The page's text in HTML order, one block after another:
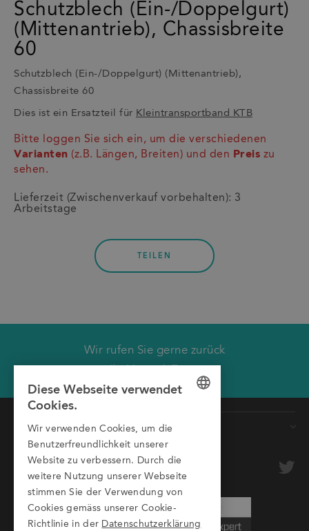
Schutzblech (Ein-/Doppelgurt)
(Mittenantrieb), Chassisbreite
60
Schutzblech (Ein-/Doppelgurt) (Mittenantrieb),
Chassisbreite 60
Dies ist ein Ersatzteil für Kleintransportband KTB
Bitte loggen Sie sich ein, um die verschiedenen
Varianten (z.B. Längen, Breiten) und den Preis zu
sehen.
Lieferzeit (Zwischenverkauf vorbehalten): 3
Arbeitstage
TEILEN
Wir rufen Sie gerne zurück
Wir rufen Sie zurück.
Vorname
Nachname
Firmaoptional
E-Mail
Produkte
Rollenbahnen
Transfersysteme
ENGLISH
ITALIAN
Diese Webseite verwendet
Cookies.
Wir verwenden Cookies, um die
Benutzerfreundlichkeit unserer
Website zu verbessern. Durch die
weitere Nutzung unserer Webseite
stimmen Sie der Verwendung von
Cookies gemäss unserer Cookie-
Richtlinie in der Datenschutzerklärung